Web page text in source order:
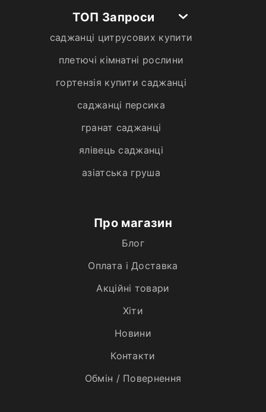
ТОП Запроси
саджанці цитрусових купити
плетючі кімнатні рослини
гортензія купити саджанці
саджанці персика
гранат саджанці
ялівець саджанці
азіатська груша
Про магазин
Блог
Оплата і Доставка
Акційні товари
Хiти
Новини
Контакти
Обмін / Повернення